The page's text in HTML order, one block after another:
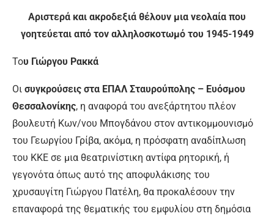
Αριστερά και ακροδεξιά θέλουν μια νεολαία που
γοητεύεται από τον αλληλοσκοτωμό του 1945-1949
Του Γιώργου Ρακκά
Οι συγκρούσεις στα ΕΠΑΛ Σταυρούπολης – Ευόσμου
Θεσσαλονίκης, η αναφορά του ανεξάρτητου πλέον
βουλευτή Κων/νου Μπογδάνου στον αντικομμουνισμό
του Γεωργίου Γρίβα, ακόμα, η πρόσφατη αναδίπλωση
του ΚΚΕ σε μια θεατρινίστικη αντίφα ρητορική, ή
γεγονότα όπως αυτό της αποφυλάκισης του
χρυσαυγίτη Γιώργου Πατέλη, θα προκαλέσουν την
επαναφορά της θεματικής του εμφυλίου στη δημόσια